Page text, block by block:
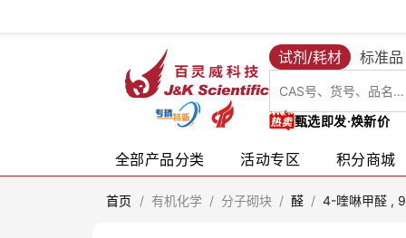
试剂/耗材 标准品
甄选即发·焕新价
全部产品分类 活动专区 积分商城
首页 / 有机化学 / 分子砌块 / 醛 / 4-喹啉甲醛 ,